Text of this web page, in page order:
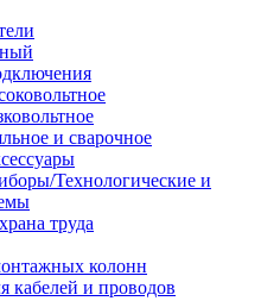
и сварочное
Технологические и
труда
колонн
кабелей и проводов